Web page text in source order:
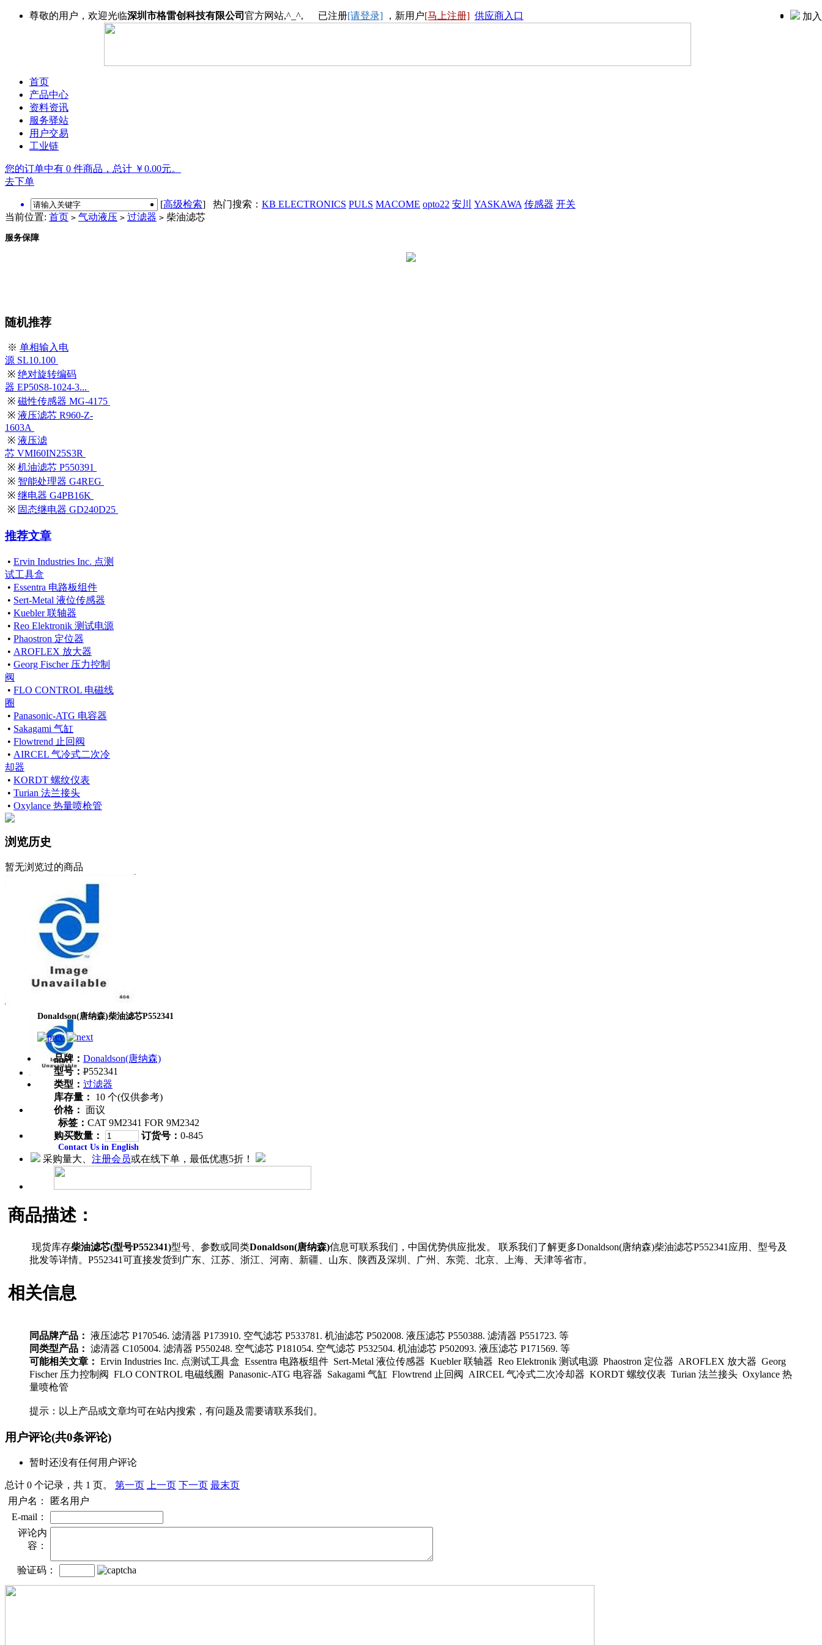
尊敬的用户，欢迎光临深圳市格雷创科技有限公司 官方网站,^_^, 已注册[请登录] ，新用户[马上注册] 供应商入口 加
首页
产品中心
资料资讯
服务驿站
用户交易
工业链
您的订单中有 0 件商品，总计 ￥0.00元。
去下单
[高级检索] 热门搜索： KB ELECTRONICS PULS MACOME opto22 安川 YASKAWA 传感器 开关
当前位置: 首页 > 气动液压 > 过滤器 > 柴油滤芯
服务保障
随机推荐
※ 单相输入电
源 SL10.100
※ 绝对旋转编码
器 EP50S8-1024-3...
※ 磁性传感器 MG-4175
※ 液压滤芯 R960-Z-
1603A
※ 液压滤
芯 VMI60IN25S3R
※ 机油滤芯 P550391
※ 智能处理器 G4REG
※ 继电器 G4PB16K
※ 固态继电器 GD240D25
推荐文章
• Ervin Industries Inc. 点测
试工具盒
• Essentra 电路板组件
• Sert-Metal 液位传感器
• Kuebler 联轴器
• Reo Elektronik 测试电源
• Phaostron 定位器
• AROFLEX 放大器
• Georg Fischer 压力控制
阀
• FLO CONTROL 电磁线
圈
• Panasonic-ATG 电容器
• Sakagami 气缸
• Flowtrend 止回阀
• AIRCEL 气冷式二次冷
却器
• KORDT 螺纹仪表
• Turian 法兰接头
• Oxylance 热量喷枪管
浏览历史
暂无浏览过的商品
Donaldson(唐纳森)柴油滤芯P552341
品牌： Donaldson(唐纳森)
型号：P552341
类型： 过滤器
库存量：
10 个(仅供参考)
价格： 面议
标签： CAT 9M2341 FOR 9M2342
购买数量：
订货号： 0-845
Contact Us in English
采购量大、 注册会员或在线下单，最低优惠5折！
商品描述：
现货库存柴油滤芯(型号P552341)型号、参数或同类Donaldson(唐纳森)信息可联系我们，中国优势供应批发。 联系我们了解更多Donaldson(唐纳森)柴油滤芯P552341应用、型号及
批发等详情。P552341可直接发货到广东、江苏、浙江、河南、新疆、山东、陕西及深圳、广州、东莞、北京、上海、天津等省市。
相关信息
同品牌产品： 液压滤芯 P170546. 滤清器 P173910. 空气滤芯 P533781. 机油滤芯 P502008. 液压滤芯 P550388. 滤清器 P551723. 等
同类型产品： 滤清器 C105004. 滤清器 P550248. 空气滤芯 P181054. 空气滤芯 P532504. 机油滤芯 P502093. 液压滤芯 P171569. 等
可能相关文章： Ervin Industries Inc. 点测试工具盒 Essentra 电路板组件 Sert-Metal 液位传感器 Kuebler 联轴器 Reo Elektronik 测试电源 Phaostron 定位器 AROFLEX 放大器 Georg
Fischer 压力控制阀 FLO CONTROL 电磁线圈 Panasonic-ATG 电容器 Sakagami 气缸 Flowtrend 止回阀 AIRCEL 气冷式二次冷却器 KORDT 螺纹仪表 Turian 法兰接头 Oxylance 热
量喷枪管
提示：以上产品或文章均可在站内搜索，有问题及需要请联系我们。
用户评论(共0条评论)
暂时还没有任何用户评论
总计 0 个记录，共 1 页。 第一页 上一页 下一页 最末页
用户名：
匿名用户
E-mail：
评论内
容：
验证码：